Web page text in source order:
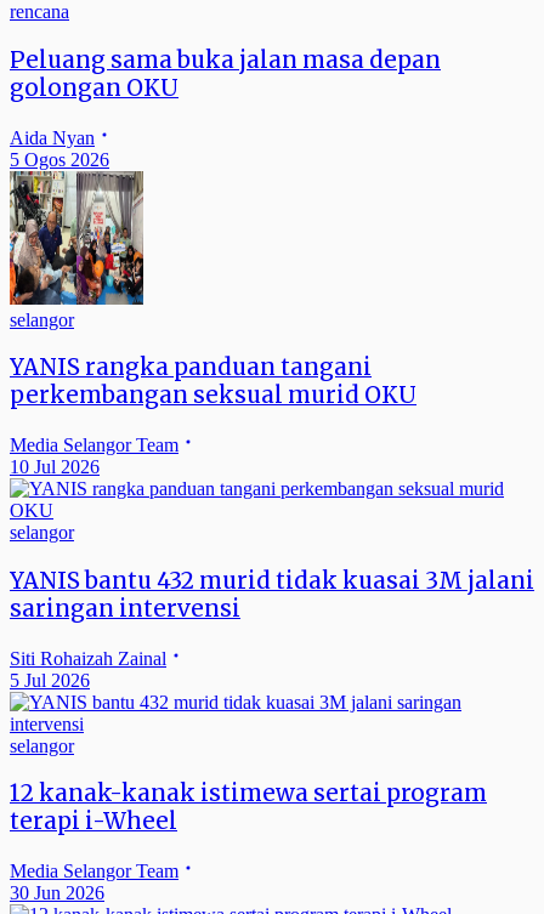
rencana
Peluang sama buka jalan masa depan
golongan OKU
Aida Nyan
5 Ogos 2026
selangor
YANIS rangka panduan tangani
perkembangan seksual murid OKU
Media Selangor Team
10 Jul 2026
selangor
YANIS bantu 432 murid tidak kuasai 3M jalani
saringan intervensi
Siti Rohaizah Zainal
5 Jul 2026
selangor
12 kanak-kanak istimewa sertai program
terapi i-Wheel
Media Selangor Team
30 Jun 2026